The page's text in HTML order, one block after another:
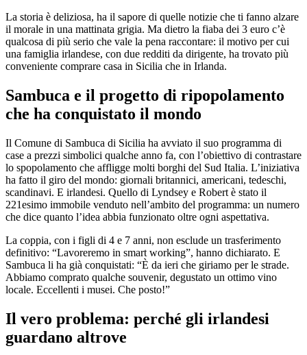
La storia è deliziosa, ha il sapore di quelle notizie che ti fanno alzare
il morale in una mattinata grigia. Ma dietro la fiaba dei 3 euro c’è
qualcosa di più serio che vale la pena raccontare: il motivo per cui
una famiglia irlandese, con due redditi da dirigente, ha trovato più
conveniente comprare casa in Sicilia che in Irlanda.
Sambuca e il progetto di ripopolamento
che ha conquistato il mondo
Il Comune di Sambuca di Sicilia ha avviato il suo programma di
case a prezzi simbolici qualche anno fa, con l’obiettivo di contrastare
lo spopolamento che affligge molti borghi del Sud Italia. L’iniziativa
ha fatto il giro del mondo: giornali britannici, americani, tedeschi,
scandinavi. E irlandesi. Quello di Lyndsey e Robert è stato il
221esimo immobile venduto nell’ambito del programma: un numero
che dice quanto l’idea abbia funzionato oltre ogni aspettativa.
La coppia, con i figli di 4 e 7 anni, non esclude un trasferimento
definitivo: “Lavoreremo in smart working”, hanno dichiarato. E
Sambuca li ha già conquistati: “È da ieri che giriamo per le strade.
Abbiamo comprato qualche souvenir, degustato un ottimo vino
locale. Eccellenti i musei. Che posto!”
Il vero problema: perché gli irlandesi
guardano altrove